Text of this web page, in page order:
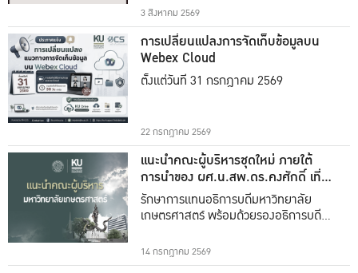
3 สิงหาคม 2569
การเปลี่ยนแปลงการจัดเก็บข้อมูลบน
Webex Cloud
ตั้งแต่วันที่ 31 กรกฎาคม 2569
22 กรกฎาคม 2569
แนะนำคณะผู้บริหารชุดใหม่ ภายใต้
การนำของ ผศ.น.สพ.ดร.คงศักดิ์ เที่ยง
ธรรม
รักษาการแทนอธิการบดีมหาวิทยาลัย
เกษตรศาสตร์ พร้อมด้วยรองอธิการบดีทั้ง
14 กรกฎาคม 2569